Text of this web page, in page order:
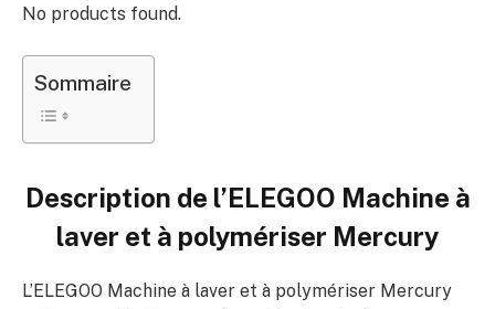
No products found.
Sommaire
Description de l’ELEGOO Machine à
laver et à polymériser Mercury
L’ELEGOO Machine à laver et à polymériser Mercury